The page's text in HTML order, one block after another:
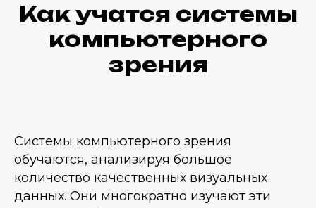
Как учатся системы
компьютерного
зрения
Системы компьютерного зрения
обучаются, анализируя большое
количество качественных визуальных
данных. Они многократно изучают эти